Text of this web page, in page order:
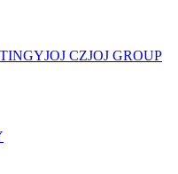
JOJ CZJOJ GROUP